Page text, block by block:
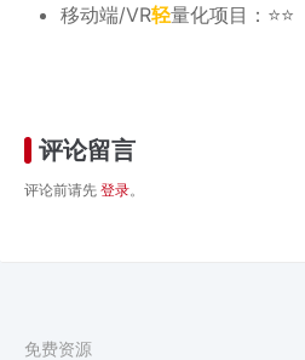
移动端/VR轻量化项目：⭐⭐
评论留言
评论前请先 登录。
免费资源